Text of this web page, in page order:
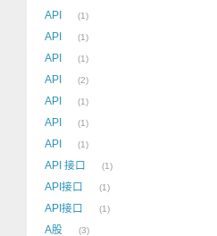
API 1
API 1
API 1
API 2
API 1
API 1
API 1
API 接口 1
API接口 1
API接口 1
A股 3